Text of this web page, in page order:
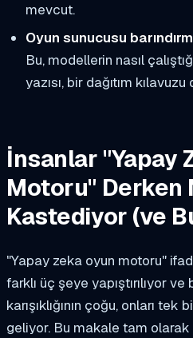
mevcut.
Oyun sunucusu
Bu, modellerin nasıl
yazısı, bir dağıtım kılavuzu
İnsanlar "Yapay
Motoru" Derken
Kastediyor (ve
"Yapay zeka oyun motoru"
farklı üç şeye yapıştırılıyor
karışıklığının çoğu, onları
geliyor. Bu makale tam